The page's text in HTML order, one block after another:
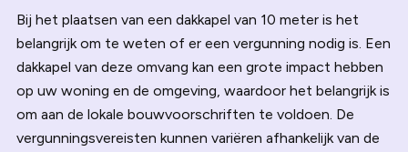
Bij het plaatsen van een dakkapel van 10 meter is het
belangrijk om te weten of er een vergunning nodig is. Een
dakkapel van deze omvang kan een grote impact hebben
op uw woning en de omgeving, waardoor het belangrijk is
om aan de lokale bouwvoorschriften te voldoen. De
vergunningsvereisten kunnen variëren afhankelijk van de